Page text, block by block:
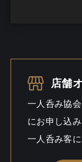
シーン
店舗
一人呑み協
にお申し込
一人呑み客に